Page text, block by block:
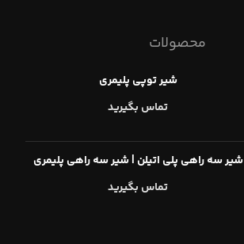
محصولات
شیر توپی پلیمری
تماس بگیرید
شیر سه راهی پلی اتیلن | شیر سه راهی پلیمری
تماس بگیرید